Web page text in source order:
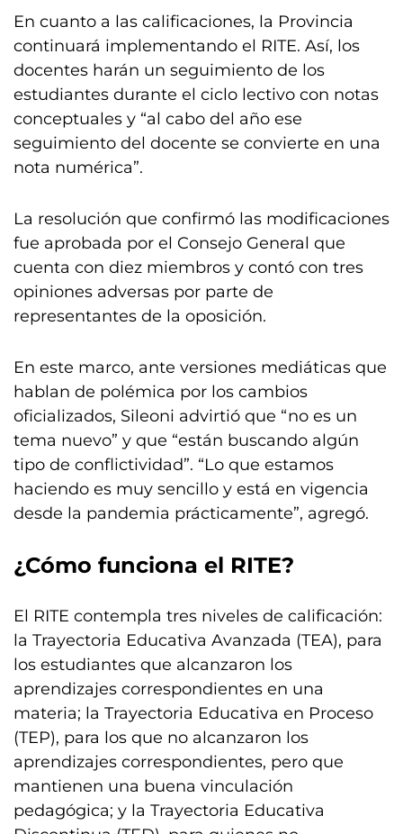
En cuanto a las calificaciones, la Provincia
continuará implementando el RITE. Así, los
docentes harán un seguimiento de los
estudiantes durante el ciclo lectivo con notas
conceptuales y “al cabo del año ese
seguimiento del docente se convierte en una
nota numérica”.
La resolución que confirmó las modificaciones
fue aprobada por el Consejo General que
cuenta con diez miembros y contó con tres
opiniones adversas por parte de
representantes de la oposición.
En este marco, ante versiones mediáticas que
hablan de polémica por los cambios
oficializados, Sileoni advirtió que “no es un
tema nuevo” y que “están buscando algún
tipo de conflictividad”. “Lo que estamos
haciendo es muy sencillo y está en vigencia
desde la pandemia prácticamente”, agregó.
¿Cómo funciona el RITE?
El RITE contempla tres niveles de calificación:
la Trayectoria Educativa Avanzada (TEA), para
los estudiantes que alcanzaron los
aprendizajes correspondientes en una
materia; la Trayectoria Educativa en Proceso
(TEP), para los que no alcanzaron los
aprendizajes correspondientes, pero que
mantienen una buena vinculación
pedagógica; y la Trayectoria Educativa